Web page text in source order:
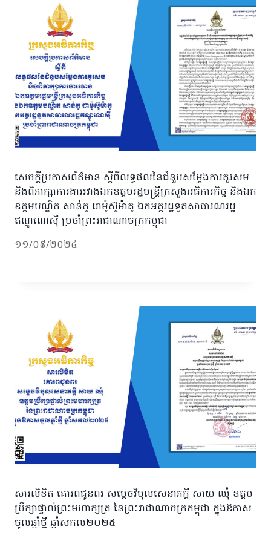
សេចក្តីប្រកាសព័ត៌មាន ស្តីពីលទ្ធផលនៃជំនួបសម្តែងការគួរសម
និងពិភាក្សាការងាររវាងឯកឧត្តមរដ្ឋមន្ត្រីក្រសួងអធិការកិច្ច និងឯក
ឧត្តមបណ្ឌិត សាន់តូ ដាម៉ូស៊ូម៉ាតូ ឯកអគ្គរដ្ឋទូតសាធារណរដ្ឋ
ឥណ្ឌូណេស៊ី ប្រចាំព្រះរាជាណាចក្រកម្ពុជា
១១/០៩/២០២៤
សារលិខិត គោរពជូនពរ សម្ដេចវិបុលសេនាភក្ដី សាយ ឈុំ ឧត្តម
ប្រឹក្សាផ្ទាល់ព្រះមហាក្សត្រ នៃព្រះរាជាណាចក្រកម្ពុជា ក្នុងឱកាស
ចូលឆ្នាំថ្មី ឆ្នាំសកល២០២៥